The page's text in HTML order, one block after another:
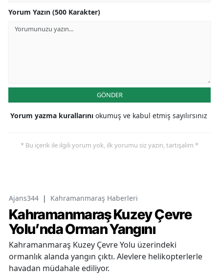
Yorum Yazın (500 Karakter)
GÖNDER
Yorum yazma kurallarını okumuş ve kabul etmiş sayılırsınız
* Bu içerik ile ilgili yorum yok, ilk yorumu siz yazın, tartışalım *
Ajans344 | Kahramanmaraş Haberleri
Kahramanmaraş Kuzey Çevre
Yolu’nda Orman Yangını
Kahramanmaraş Kuzey Çevre Yolu üzerindeki
ormanlık alanda yangın çıktı. Alevlere helikopterlerle
havadan müdahale ediliyor.